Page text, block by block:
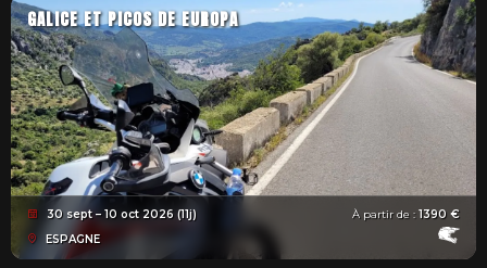
GALICE ET PICOS DE EUROPA
30 sept – 10 oct 2026 (11j)
ESPAGNE
À partir de : 1390 €